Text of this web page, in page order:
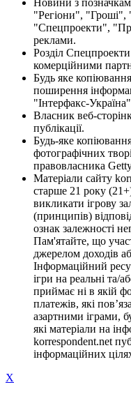
Новини з
"Регіони",
"Спецпроекти",
реклами.
Розділ
комерційними
Будь яке
поширення
"Інтерфакс-
Власник веб-
публікації.
Будь-яке
фотографічних
правовласника
Матеріали сайту
старше 21 року
викликати ігрову
(принципів)
ознак залежності
Пам'ятайте, що
джерелом доходів
Інформаційний
ігри на реальні та/
приймає ні в якій
платежів, які
азартними іграми,
які матеріали на
korrespondent.net
інформаційних
X